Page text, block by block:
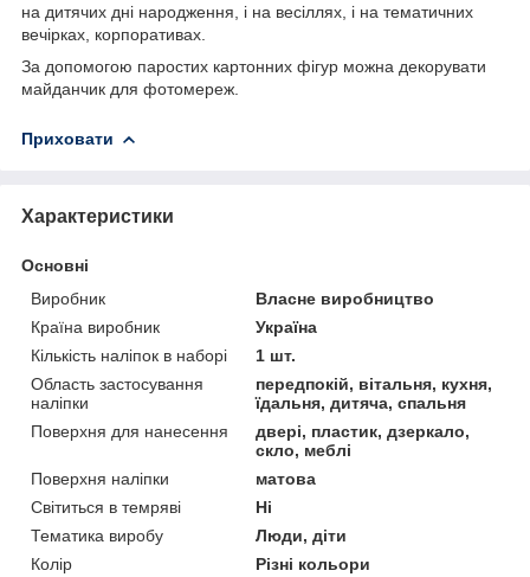
на дитячих дні народження, і на весіллях, і на тематичних
вечірках, корпоративах.
За допомогою паростих картонних фігур можна декорувати
майданчик для фотомереж.
Приховати
Характеристики
Основні
Виробник
Власне виробництво
Країна виробник
Україна
Кількість наліпок в наборі
1 шт.
Область застосування
наліпки
передпокій, вітальня, кухня,
їдальня, дитяча, спальня
Поверхня для нанесення
двері, пластик, дзеркало,
скло, меблі
Поверхня наліпки
матова
Світиться в темряві
Ні
Тематика виробу
Люди, діти
Колір
Різні кольори